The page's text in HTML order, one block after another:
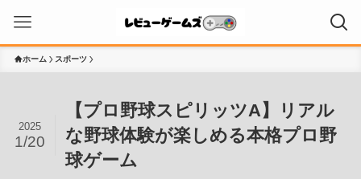
ホーム スポーツ
【プロ野球スピリッツA】リアル
な野球体験が楽しめる本格プロ野
球ゲーム
2025
1/20